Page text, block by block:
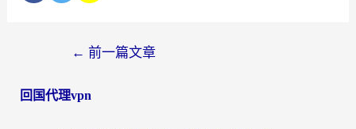
← 前一篇文章
回国代理vpn